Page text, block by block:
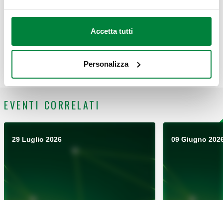
Accetta tutti
Personalizza
Regolatore termostatico per circuiti di ricircolo
acqua calda sanitaria serie 116
controllabile serie 574
EVENTI CORRELATI
29 Luglio 2026 09 Giugno